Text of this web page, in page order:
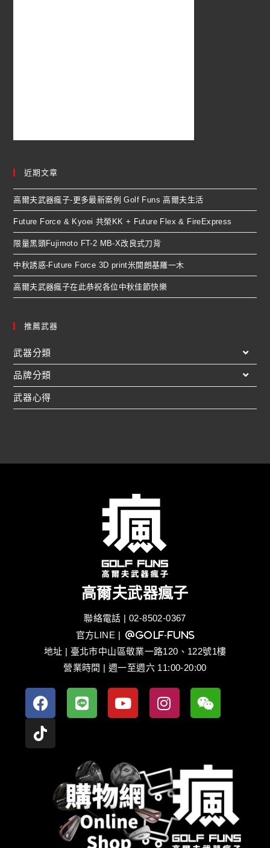
近期文章
高爾夫武器瘋子-更多最新案例 Golf Funs 高爾夫生活
Future Force & Kyoei 共榮KK + Future Flex & FireExpress
限量黑頭Fujimoto FT-2 MB-X改良式刀背
中秋誘惑-Future Force 3D print米開朗基羅一木
高爾夫武器瘋子在此恭祝各位中秋佳節快樂
推薦武器
武器分類
品牌分類
武器心得
高爾夫武器瘋子
聯絡電話 | 02-8502-0367
官方LINE | @golf-funs
地址 | 臺北市中山區敬業一路120、122號1樓
營業時間 | 週一至週六 11:00-20:00